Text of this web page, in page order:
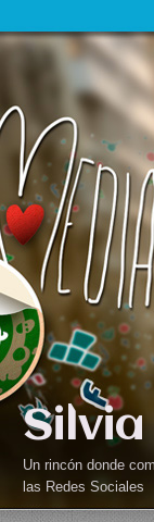
Un rincón donde
las Redes Sociales